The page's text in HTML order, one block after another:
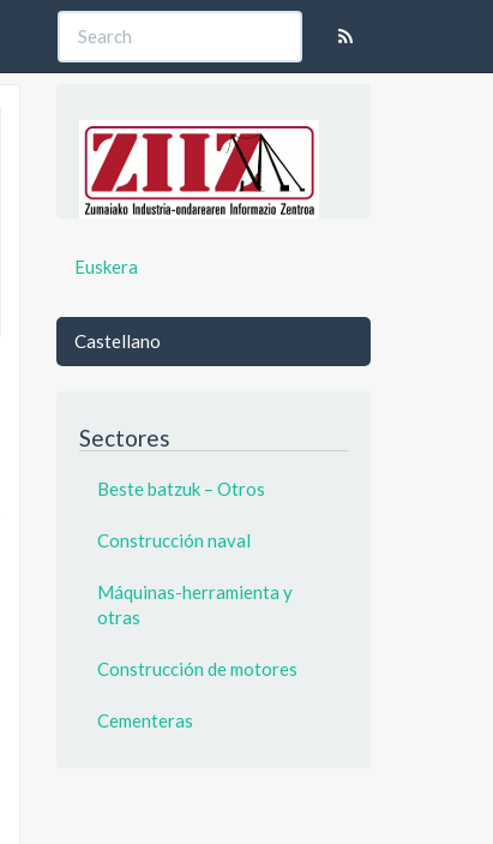
Euskera
Castellano
Sectores
Beste batzuk – Otros
Construcción naval
Máquinas-herramienta y
otras
Construcción de motores
Cementeras